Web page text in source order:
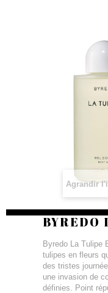
Agrandir
BYREDO
Byredo La Tulipe
tulipes en fleurs
des tristes
une invasion de
définies. Point